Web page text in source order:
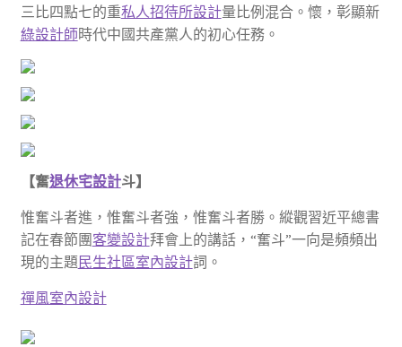
三比四點七的重私人招待所設計量比例混合。懷，彰顯新
綠設計師時代中國共產黨人的初心任務。
【奮退休宅設計斗】
惟奮斗者進，惟奮斗者強，惟奮斗者勝。縱觀習近平總書
記在春節團客變設計拜會上的講話，“奮斗”一向是頻頻出
現的主題 民生社區室內設計詞。
禪風室內設計